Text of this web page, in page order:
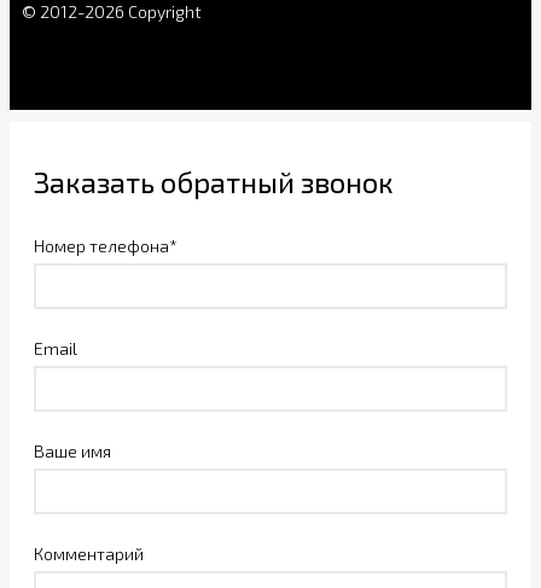
© 2012-2026 Copyright
Заказать обратный звонок
Номер телефона*
Email
Ваше имя
Комментарий